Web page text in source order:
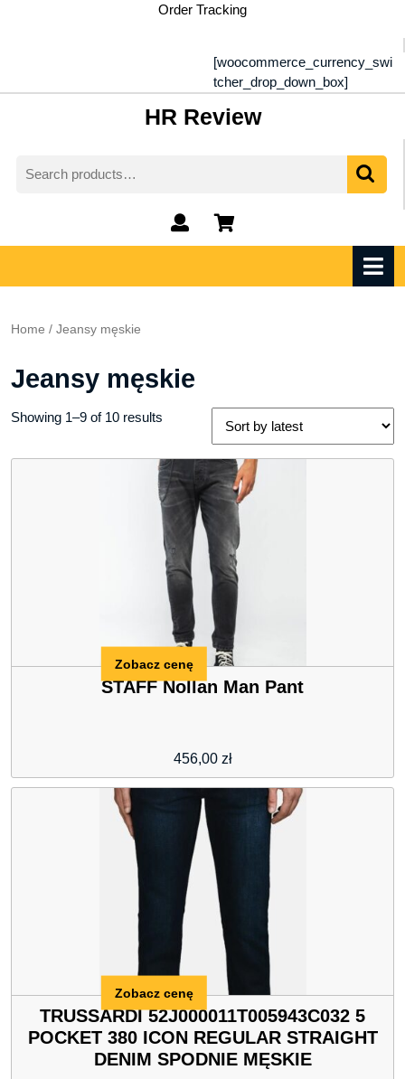
Order Tracking
[woocommerce_currency_swi
tcher_drop_down_box]
HR Review
for:
My
Account
shopping
cart
Home / Jeansy męskie
Jeansy męskie
Showing 1–9 of 10 results
STAFF Nollan Man Pant
456,00 zł
Zobacz cenę
TRUSSARDI 52J000011T005943C032 5
POCKET 380 ICON REGULAR STRAIGHT
DENIM SPODNIE MĘSKIE
Zobacz cenę